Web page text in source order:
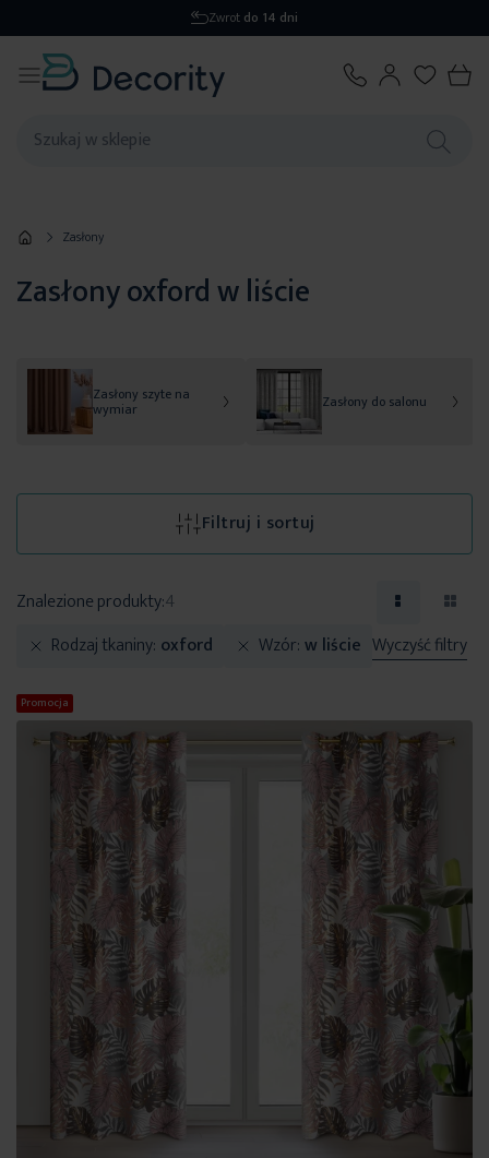
Zwrot do 14 dni
Zasłony
Zasłony oxford w liście
Zasłony szyte na
wymiar Zasłony do salonu
Filtruj i sortuj
Znalezione produkty:4
Rodzaj tkaniny oxford Wzór w liście Wyczyść filtry
Promocja